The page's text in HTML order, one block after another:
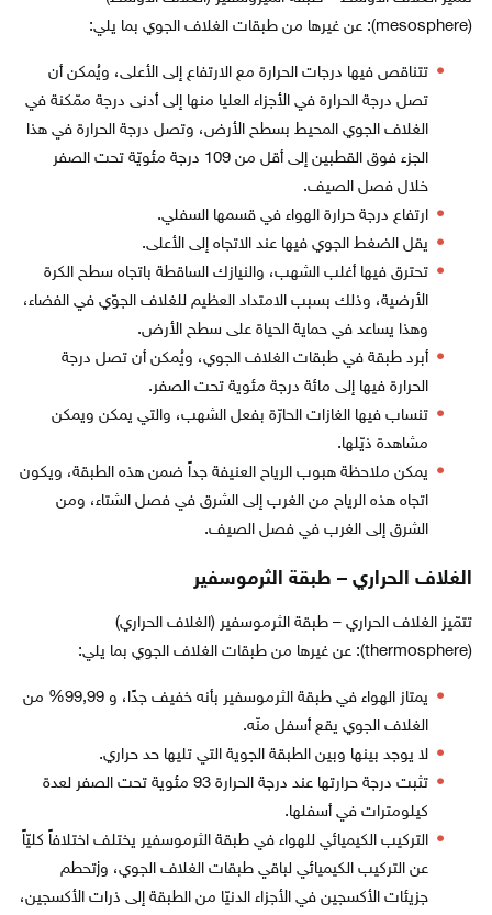
(mesosphere): عن غيرها من طبقات الغلاف الجوي بما يلي:
تتناقص فيها درجات الحرارة مع الارتفاع إلى الأعلى، ويُمكن أن
تصل درجة الحرارة في الأجزاء العليا منها إلى أدنى درجة ممّكنة في
الغلاف الجوي المحيط بسطح الأرض، وتصل درجة الحرارة في هذا
الجزء فوق القطبين إلى أقل من 109 درجة مئويّة تحت الصفر
خلال فصل الصيف.
ارتفاع درجة حرارة الهواء في قسمها السفلي.
يقل الضغط الجوي فيها عند الاتجاه إلى الأعلى.
تحترق فيها أغلب الشهب، والنيازك الساقطة باتجاه سطح الكرة
الأرضية، وذلك بسبب الامتداد العظيم للغلاف الجوّي في الفضاء،
وهذا يساعد في حماية الحياة على سطح الأرض.
أبرد طبقة في طبقات الغلاف الجوي، ويُمكن أن تصل درجة
الحرارة فيها إلى مائة درجة مئوية تحت الصفر.
تنساب فيها الغازات الحارّة بفعل الشهب، والتي يمكن ويمكن
مشاهدة ذيّلها.
يمكن ملاحظة هبوب الرياح العنيفة جداً ضمن هذه الطبقة، ويكون
اتجاه هذه الرياح من الغرب إلى الشرق في فصل الشتاء، ومن
الشرق إلى الغرب في فصل الصيف.
الغلاف الحراري – طبقة الثرموسفير
تتمّيز الغلاف الحراري – طبقة الثرموسفير (الغلاف الحراري)
(thermosphere): عن غيرها من طبقات الغلاف الجوي بما يلي:
يمتاز الهواء في طبقة الثرموسفير بأنه خفيف جدًا، و 99,99% من
الغلاف الجوي يقع أسفل منّه.
لا يوجد بينها وبين الطبقة الجوية التي تليها حد حراري.
تثبت درجة حرارتها عند درجة الحرارة 93 مئوية تحت الصفر لعدة
كيلومترات في أسفلها.
التركيب الكيميائي للهواء في طبقة الثرموسفير يختلف اختلافاً كليّاً
عن التركيب الكيميائي لباقي طبقات الغلاف الجوي، وjتحطم
جزيئات الأكسجين في الأجزاء الدنيّا من الطبقة إلى ذرات الأكسجين،